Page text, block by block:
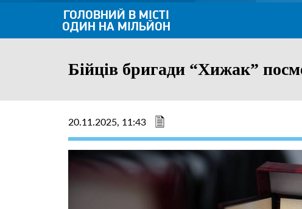
ГОЛОВНИЙ В МІСТІ
ОДИН НА МІЛЬЙОН
Бійців бригади “Хижак”
20.11.2025, 11:43